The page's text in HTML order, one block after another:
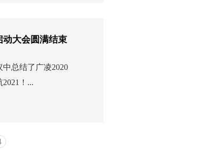
大会圆满结束
总结了广凌2020
！...